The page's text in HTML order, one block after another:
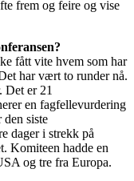
frem og feire og vise
fått vite hvem som har
har vært to runder nå.
Det er 21
en fagfellevurdering
siste
dager i strekk på
Komiteen hadde en
og tre fra Europa.